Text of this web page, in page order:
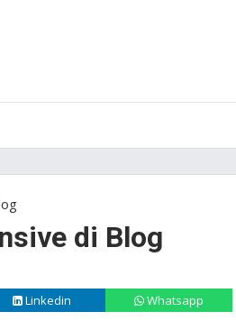
di Blog
Linkedin Whatsapp